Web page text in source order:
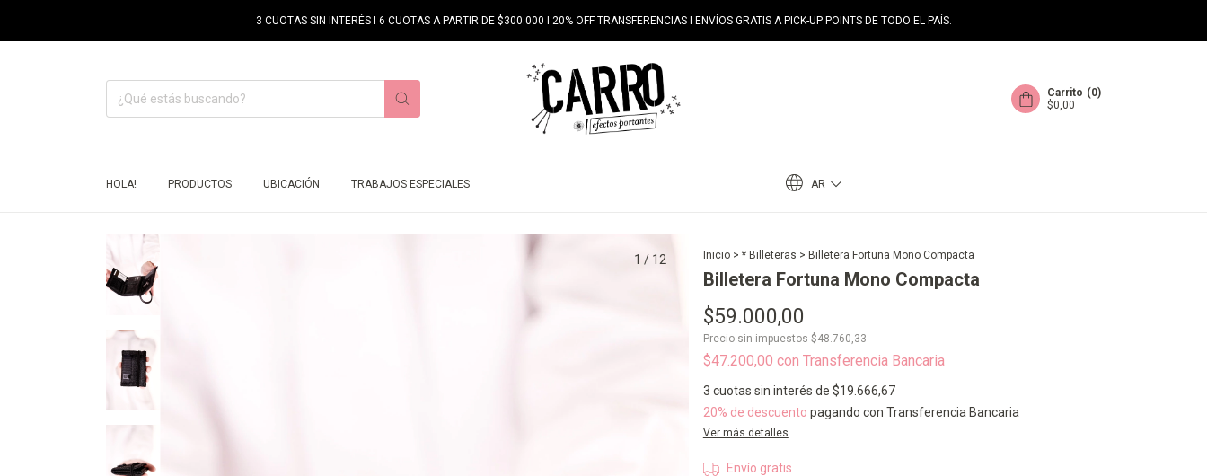
3 CUOTAS SIN INTERÉS I 6 CUOTAS A PARTIR DE $300.000 I 20% OFF TRANSFERENCIAS I ENVÍOS GRATIS A PICK-UP POINTS DE TODO EL PAÍS.
Carrito (0)
$0,00
HOLA! PRODUCTOS UBICACIÓN TRABAJOS ESPECIALES AR
1 / 12 Inicio > * Billeteras > Billetera Fortuna Mono Compacta
Billetera Fortuna Mono Compacta
$59.000,00
Precio sin impuestos $48.760,33
$47.200,00 con Transferencia Bancaria
3 cuotas sin interés de $19.666,67
20% de descuento pagando con Transferencia Bancaria
Ver más detalles
Envío gratis